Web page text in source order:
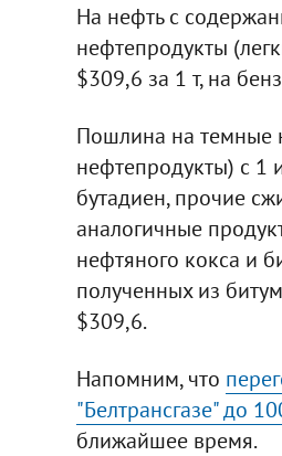
На нефть с
нефтепродукты
$309,6 за 1 т, на
Пошлина на темные
нефтепродукты) с 1
бутадиен, прочие
аналогичные
нефтяного кокса и
полученных из
$309,6.
Напомним, что
"Белтрансгазе" до
ближайшее время.